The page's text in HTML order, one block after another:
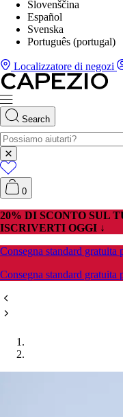
Slovenščina
Español
Svenska
Português (portugal)
Localizzatore di negozi
Search
0
20% DI SCONTO SUL
ISCRIVERTI OGGI ↓
Consegna standard
Consegna standard